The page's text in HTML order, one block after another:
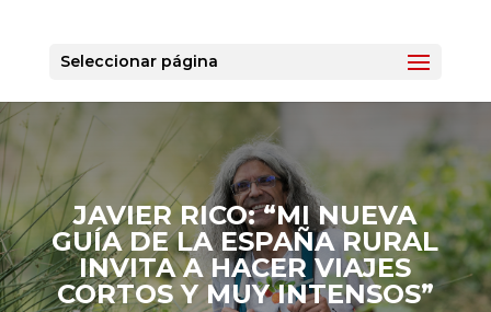
Seleccionar página
JAVIER RICO: “MI NUEVA
GUÍA DE LA ESPAÑA RURAL
INVITA A HACER VIAJES
CORTOS Y MUY INTENSOS”